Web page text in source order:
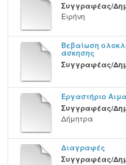
Συγγραφέας/
Ειρήνη
Βεβαίωση
άσκησης
Συγγραφέας/
Εργαστήριο
Συγγραφέας/
Δήμητρα
Διαγραφές
Συγγραφέας/